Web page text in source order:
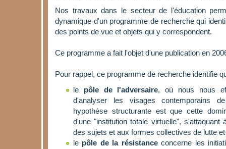
Nos travaux dans le secteur de l'éducation
dynamique d'un programme de recherche qui
des points de vue et objets qui y correspondent.
Ce programme a fait l'objet d'une publication en
Pour rappel, ce programme de recherche identifie
le pôle de l'adversaire, où nous nous
d'analyser les visages contemporains
hypothèse structurante est que cette
d'une "institution totale virtuelle", s'attaquant
des sujets et aux formes collectives de lutte
le pôle de la résistanceconcerne les